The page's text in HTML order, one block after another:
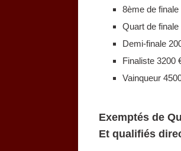
8ème de
Quart de
Demi-finale
Finaliste 3200
Vainqueur
Exemptés de
Et qualifiés